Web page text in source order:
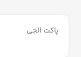
پاکت الجی